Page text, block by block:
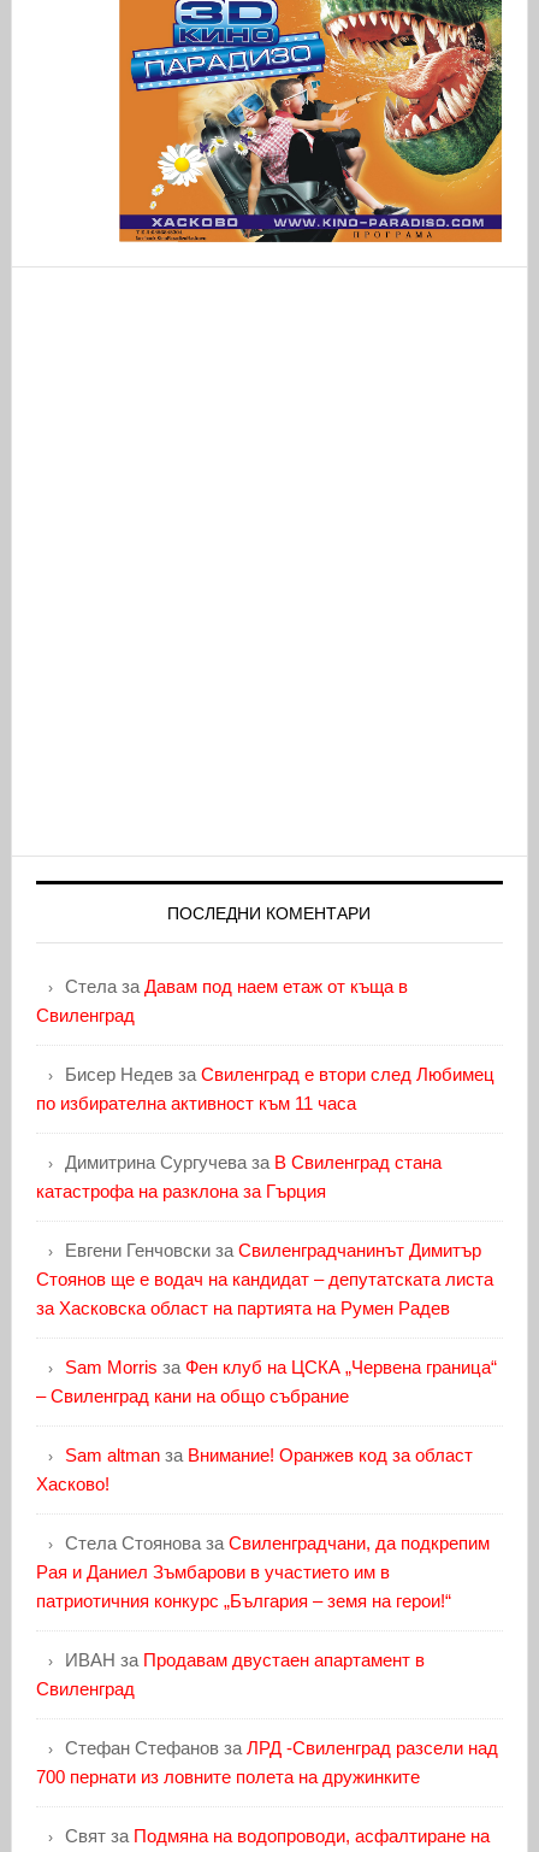
ПОСЛЕДНИ КОМЕНТАРИ
Стелаза Давам под наем етаж от къща в
Свиленград
Бисер Недевза Свиленград е втори след Любимец
по избирателна активност към 11 часа
Димитрина Сургучеваза В Свиленград стана
катастрофа на разклона за Гърция
Евгени Генчовскиза Свиленградчанинът Димитър
Стоянов ще е водач на кандидат – депутатската листа
за Хасковска област на партията на Румен Радев
Sam Morris за Фен клуб на ЦСКА „Червена граница“
– Свиленград кани на общо събрание
Sam altmanза Внимание! Оранжев код за област
Хасково!
Стела Стояноваза Свиленградчани, да подкрепим
Рая и Даниел Зъмбарови в участието им в
патриотичния конкурс „България – земя на герои!“
ИВАН за Продавам двустаен апартамент в
Свиленград
Стефан Стефановза ЛРД -Свиленград разсели над
700 пернати из ловните полета на дружинките
Святза Подмяна на водопроводи, асфалтиране на